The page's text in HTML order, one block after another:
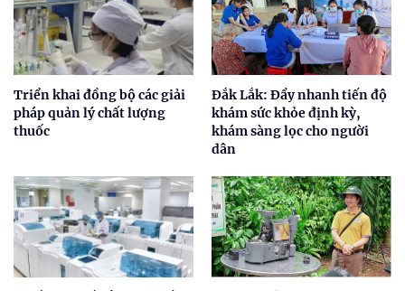
Triển khai đồng bộ các giải
pháp quản lý chất lượng
thuốc
Đắk Lắk: Đẩy nhanh tiến độ
khám sức khỏe định kỳ,
khám sàng lọc cho người
dân